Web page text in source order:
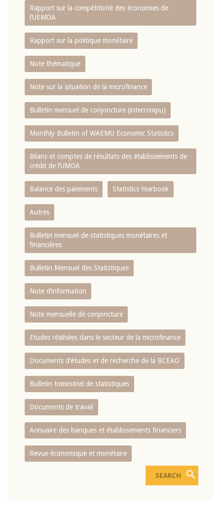
Rapport sur la compétitivité des économies de
l‘UEMOA
Rapport sur la politique monétaire
Note thématique
Note sur la situation de la microfinance
Bulletin mensuel de conjoncture (interrompu)
Monthly Bulletin of WAEMU Economic Statistics
Bilans et comptes de résultats des établissements de
crédit de l‘UMOA
Balance des paiements Statistics Yearbook
Autres
Bulletin mensuel de statistiques monétaires et
financières
Bulletin Mensuel des Statistiques
Note d’information
Note mensuelle de conjoncture
Etudes réalisées dans le secteur de la microfinance
Documents d’études et de recherche de la BCEAO
Bulletin trimestriel de statistiques
Documents de travail
Annuaire des banques et établissements financiers
Revue économique et monétaire